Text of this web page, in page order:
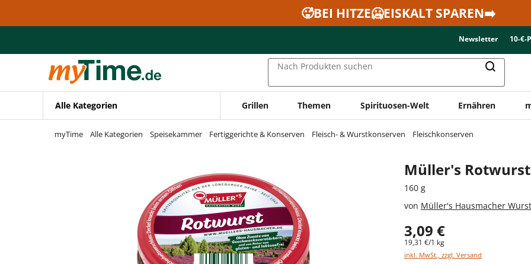
Zur Navigation springen
🥵BEI HITZE🥶EISKALT SPAREN➡️
Newsletter 10-€-
Nach Produkten suchen
Alle Kategorien Grillen Themen Spirituosen-Welt Ernähren
myTime Alle Kategorien Speisekammer Fertiggerichte & Konserven Fleisch- & Wurstkonserven Fleischkonserven
Müller's Rotwurst
160 g
von Müller's Hausmacher Wurst
3,09 €
19,31 €/1 kg
inkl. MwSt., zzgl. Versand